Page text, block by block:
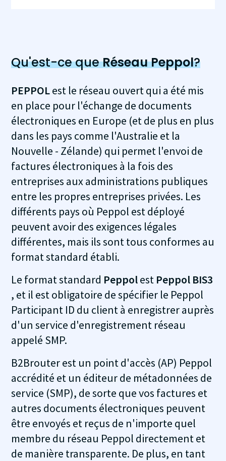
Qu'est-ce queRéseau Peppol?
PEPPOLest le réseau ouvert qui a été mis
en place pour l'échange de documents
électroniques en Europe (et de plus en plus
dans les pays comme l'Australie et la
Nouvelle - Zélande) qui permet l'envoi de
factures électroniques à la fois des
entreprises aux administrations publiques
entre les propres entreprises privées. Les
différents pays où Peppol est déployé
peuvent avoir des exigences légales
différentes, mais ils sont tous conformes au
format standard établi.
Le format standard Peppolest Peppol BIS3
, et il est obligatoire de spécifier le Peppol
Participant ID du client à enregistrer auprès
d'un service d'enregistrement réseau
appelé SMP.
B2Brouter est un point d'accès (AP) Peppol
accrédité et un éditeur de métadonnées de
service (SMP), de sorte que vos factures et
autres documents électroniques peuvent
être envoyés et reçus de n'importe quel
membre du réseau Peppol directement et
de manière transparente. De plus, en tant